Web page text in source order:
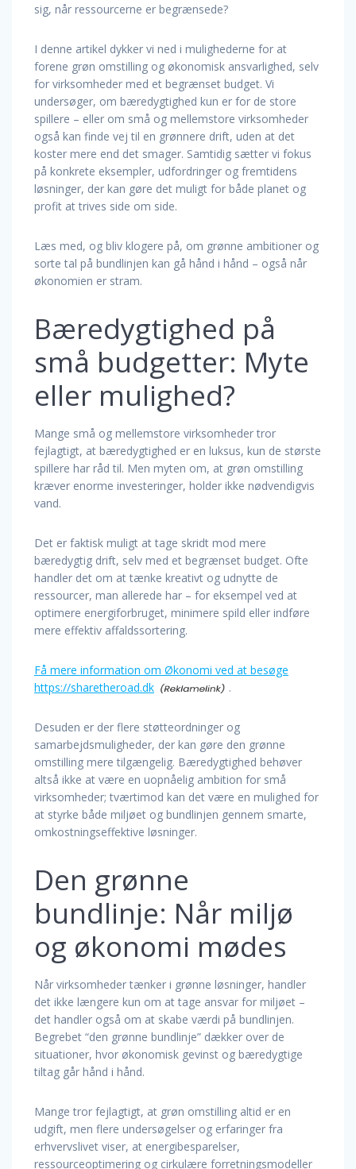
sig, når ressourcerne er begrænsede?
I denne artikel dykker vi ned i mulighederne for at
forene grøn omstilling og økonomisk ansvarlighed, selv
for virksomheder med et begrænset budget. Vi
undersøger, om bæredygtighed kun er for de store
spillere – eller om små og mellemstore virksomheder
også kan finde vej til en grønnere drift, uden at det
koster mere end det smager. Samtidig sætter vi fokus
på konkrete eksempler, udfordringer og fremtidens
løsninger, der kan gøre det muligt for både planet og
profit at trives side om side.
Læs med, og bliv klogere på, om grønne ambitioner og
sorte tal på bundlinjen kan gå hånd i hånd – også når
økonomien er stram.
Bæredygtighed på
små budgetter: Myte
eller mulighed?
Mange små og mellemstore virksomheder tror
fejlagtigt, at bæredygtighed er en luksus, kun de største
spillere har råd til. Men myten om, at grøn omstilling
kræver enorme investeringer, holder ikke nødvendigvis
vand.
Det er faktisk muligt at tage skridt mod mere
bæredygtig drift, selv med et begrænset budget. Ofte
handler det om at tænke kreativt og udnytte de
ressourcer, man allerede har – for eksempel ved at
optimere energiforbruget, minimere spild eller indføre
mere effektiv affaldssortering.
Få mere information om Økonomi ved at besøge
https://sharetheroad.dk
.
Desuden er der flere støtteordninger og
samarbejdsmuligheder, der kan gøre den grønne
omstilling mere tilgængelig. Bæredygtighed behøver
altså ikke at være en uopnåelig ambition for små
virksomheder; tværtimod kan det være en mulighed for
at styrke både miljøet og bundlinjen gennem smarte,
omkostningseffektive løsninger.
Den grønne
bundlinje: Når miljø
og økonomi mødes
Når virksomheder tænker i grønne løsninger, handler
det ikke længere kun om at tage ansvar for miljøet –
det handler også om at skabe værdi på bundlinjen.
Begrebet “den grønne bundlinje” dækker over de
situationer, hvor økonomisk gevinst og bæredygtige
tiltag går hånd i hånd.
Mange tror fejlagtigt, at grøn omstilling altid er en
udgift, men flere undersøgelser og erfaringer fra
erhvervslivet viser, at energibesparelser,
ressourceoptimering og cirkulære forretningsmodeller